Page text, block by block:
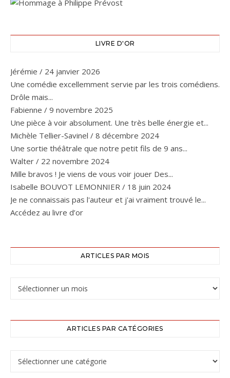
LIVRE D'OR
Jérémie / 24 janvier 2026
Une comédie excellemment servie par les trois comédiens.
Drôle mais...
Fabienne / 9 novembre 2025
Une pièce à voir absolument. Une très belle énergie et...
Michèle Tellier-Savinel / 8 décembre 2024
Une sortie théâtrale que notre petit fils de 9 ans...
Walter / 22 novembre 2024
Mille bravos ! Je viens de vous voir jouer Des...
Isabelle BOUVOT LEMONNIER / 18 juin 2024
Je ne connaissais pas l'auteur et j'ai vraiment trouvé le...
Accédez au livre d’or
ARTICLES PAR MOIS
ARTICLES PAR CATÉGORIES